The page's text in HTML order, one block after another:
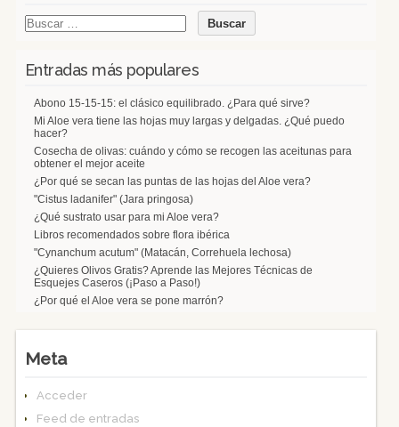
Entradas más populares
Abono 15-15-15: el clásico equilibrado. ¿Para qué sirve?
Mi Aloe vera tiene las hojas muy largas y delgadas. ¿Qué puedo
hacer?
Cosecha de olivas: cuándo y cómo se recogen las aceitunas para
obtener el mejor aceite
¿Por qué se secan las puntas de las hojas del Aloe vera?
"Cistus ladanifer" (Jara pringosa)
¿Qué sustrato usar para mi Aloe vera?
Libros recomendados sobre flora ibérica
"Cynanchum acutum" (Matacán, Correhuela lechosa)
¿Quieres Olivos Gratis? Aprende las Mejores Técnicas de
Esquejes Caseros (¡Paso a Paso!)
¿Por qué el Aloe vera se pone marrón?
Meta
Acceder
Feed de entradas